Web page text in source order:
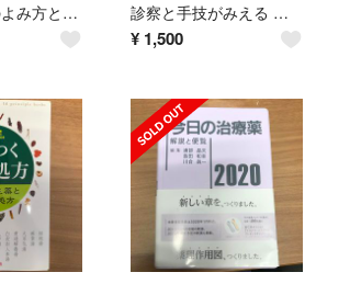
内視鏡所見のよみ方と鑑別診断 下部消化管 第２版 診察と手技がみえる ｖｏｌ．１ 第２版
¥ 1,500